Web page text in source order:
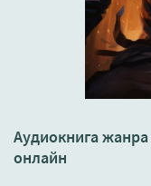
Аудиокнига жанра
онлайн